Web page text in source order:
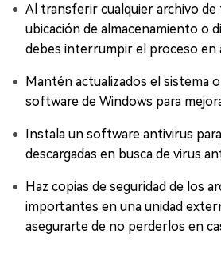
Al transferir cualquier archivo
ubicación de almacenamiento o
debes interrumpir el proceso en
Mantén actualizados el sistema
software de Windows para
Instala un software antivirus
descargadas en busca de virus
Haz copias de seguridad de los
importantes en una unidad
asegurarte de no perderlos en